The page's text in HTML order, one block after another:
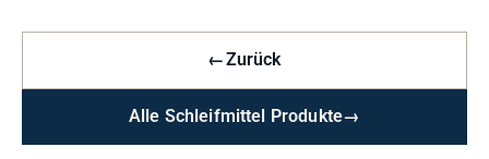
←Zurück
Alle Schleifmittel Produkte→